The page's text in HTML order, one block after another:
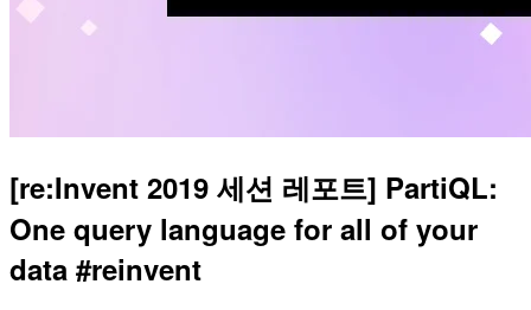
[re:Invent 2019 세션 레포트] PartiQL:
One query language for all of your
data #reinvent